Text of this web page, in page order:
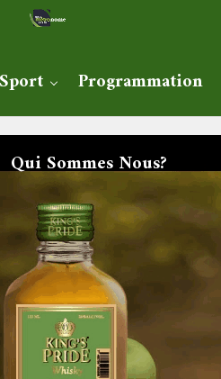
Sport Programmation
Qui Sommes Nous?